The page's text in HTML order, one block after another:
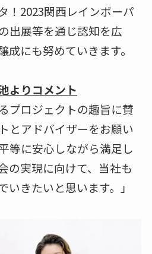
！2023関西レインボーパ
出展等を通じ認知を広
成にも努めていきます。
よりコメント
プロジェクトの趣旨に賛
とアドバイザーをお願い
等に安心しながら満足し
の実現に向けて、当社も
きたいと思います。」